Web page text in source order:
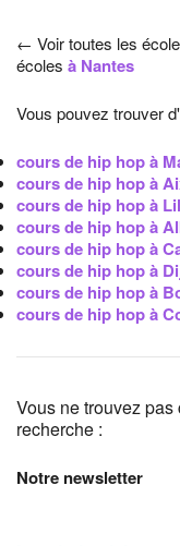
← Voir toutes les
écoles à Nantes
Vous pouvez trouver
cours de hip hop à
cours de hip hop à
cours de hip hop à
cours de hip hop à
cours de hip hop à
cours de hip hop à
cours de hip hop à
cours de hip hop à
Vous ne trouvez
recherche :
Notre newsletter